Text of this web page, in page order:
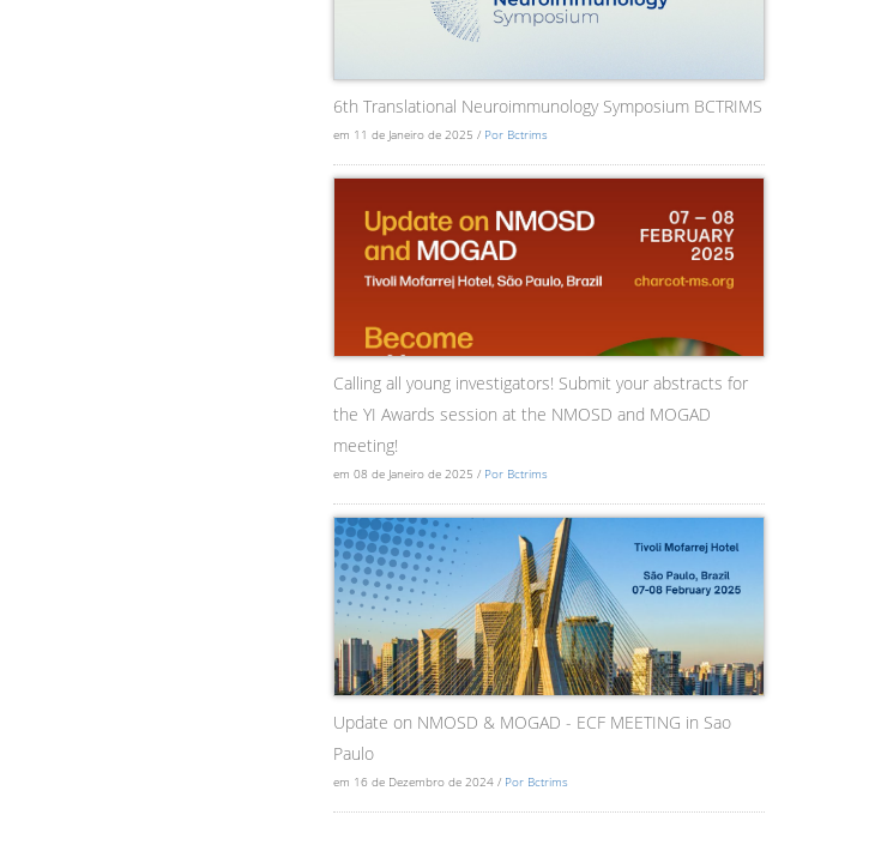
6th Translational Neuroimmunology Symposium BCTRIMS
em 11 de Janeiro de 2025 / Por Bctrims
Calling all young investigators! Submit your abstracts for
the YI Awards session at the NMOSD and MOGAD
meeting!
em 08 de Janeiro de 2025 / Por Bctrims
Update on NMOSD & MOGAD - ECF MEETING in Sao
Paulo
em 16 de Dezembro de 2024 / Por Bctrims